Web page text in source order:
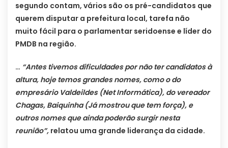
segundo contam, vários são os pré-candidatos que
querem disputar a prefeitura local, tarefa não
muito fácil para o parlamentar seridoense e líder do
PMDB na região.
… “Antes tivemos dificuldades por não ter candidatos à
altura, hoje temos grandes nomes, como o do
empresário Valdeildes (Net Informática), do vereador
Chagas, Baiquinha (Já mostrou que tem força), e
outros nomes que ainda poderão surgir nesta
reunião”, relatou uma grande liderança da cidade.